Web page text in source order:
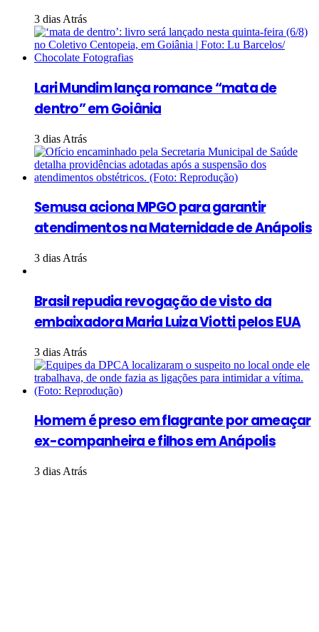
3 dias Atrás
Lari Mundim lança romance “mata de
dentro” em Goiânia
3 dias Atrás
Semusa aciona MPGO para garantir
atendimentos na Maternidade de Anápolis
3 dias Atrás
Brasil repudia revogação de visto da
embaixadora Maria Luiza Viotti pelos EUA
3 dias Atrás
Homem é preso em flagrante por ameaçar
ex-companheira e filhos em Anápolis
3 dias Atrás